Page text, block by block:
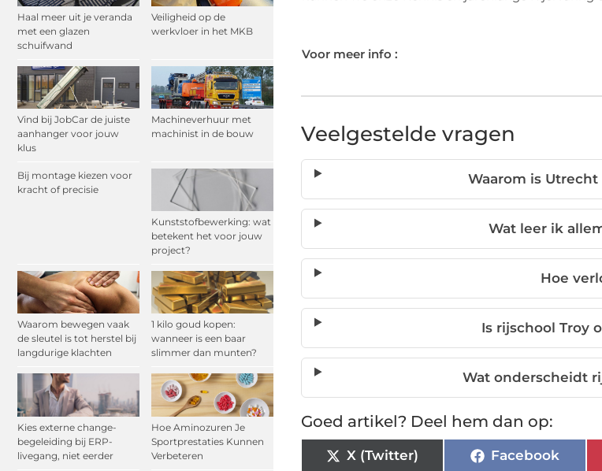
Haal meer uit je veranda
met een glazen
schuifwand
Veiligheid op de
werkvloer in het MKB
Vind bij JobCar de juiste
aanhanger voor jouw
klus
Machineverhuur met
machinist in de bouw
Bij montage kiezen voor
kracht of precisie
Kunststofbewerking: wat
betekent het voor jouw
project?
Waarom bewegen vaak
de sleutel is tot herstel bij
langdurige klachten
1 kilo goud kopen:
wanneer is een baar
slimmer dan munten?
Kies externe change-
begeleiding bij ERP-
livegang, niet eerder
Hoe Aminozuren Je
Sportprestaties Kunnen
Verbeteren
Voor meer info :
Veelgestelde vragen
Waarom is
Wat leer ik
Hoe
Is rijschool Troy
Wat onderscheidt
Goed artikel? Deel hem dan op:
X (Twitter) Facebook